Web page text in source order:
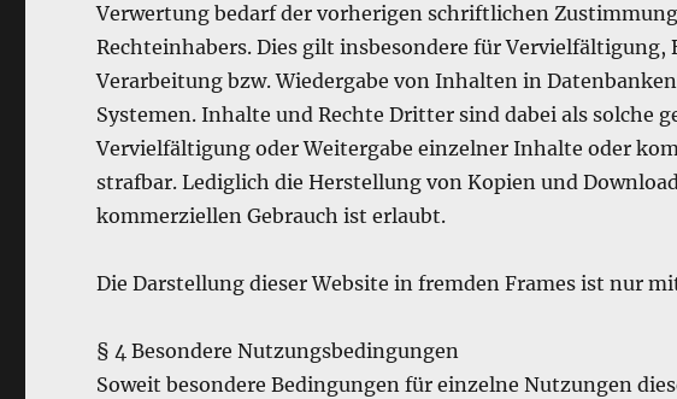
Verwertung bedarf der vorherigen schriftlichen
Rechteinhabers. Dies gilt insbesondere für
Verarbeitung bzw. Wiedergabe von Inhalten in
Systemen. Inhalte und Rechte Dritter sind dabei als solche
Vervielfältigung oder Weitergabe einzelner Inhalte oder
strafbar. Lediglich die Herstellung von Kopien und
kommerziellen Gebrauch ist erlaubt.
Die Darstellung dieser Website in fremden Frames ist nur
§ 4 Besondere Nutzungsbedingungen
Soweit besondere Bedingungen für einzelne Nutzungen